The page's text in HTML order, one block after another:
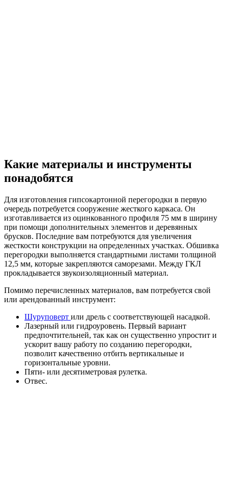
Какие материалы и инструменты
понадобятся
Для изготовления гипсокартонной перегородки в первую
очередь потребуется сооружение жесткого каркаса. Он
изготавливается из оцинкованного профиля 75 мм в ширину
при помощи дополнительных элементов и деревянных
брусков. Последние вам потребуются для увеличения
жесткости конструкции на определенных участках. Обшивка
перегородки выполняется стандартными листами толщиной
12,5 мм, которые закрепляются саморезами. Между ГКЛ
прокладывается звукоизоляционный материал.
Помимо перечисленных материалов, вам потребуется свой
или арендованный инструмент:
Шуруповерт или дрель с соответствующей насадкой.
Лазерный или гидроуровень. Первый вариант
предпочтительней, так как он существенно упростит и
ускорит вашу работу по созданию перегородки,
позволит качественно отбить вертикальные и
горизонтальные уровни.
Пяти- или десятиметровая рулетка.
Отвес.